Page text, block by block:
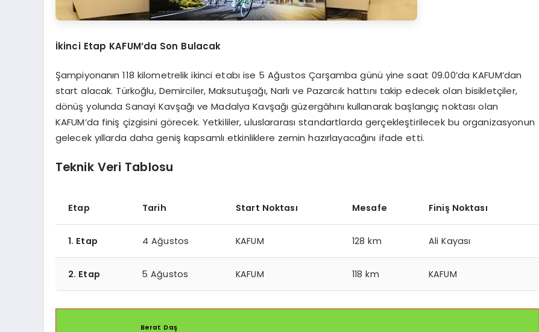
İkinci Etap KAFUM’da Son Bulacak
Şampiyonanın 118 kilometrelik ikinci etabı ise 5 Ağustos Çarşamba günü yine saat 09.00’da KAFUM’dan
start alacak. Türkoğlu, Demirciler, Maksutuşağı, Narlı ve Pazarcık hattını takip edecek olan bisikletçiler,
dönüş yolunda Sanayi Kavşağı ve Madalya Kavşağı güzergâhını kullanarak başlangıç noktası olan
KAFUM’da finiş çizgisini görecek. Yetkililer, uluslararası standartlarda gerçekleştirilecek bu organizasyonun
gelecek yıllarda daha geniş kapsamlı etkinliklere zemin hazırlayacağını ifade etti.
Teknik Veri Tablosu
Etap Tarih Start Noktası Mesafe Finiş Noktası
1. Etap 4 Ağustos KAFUM 128 km Ali Kayası
2. Etap 5 Ağustos KAFUM 118 km KAFUM
Berat Daş